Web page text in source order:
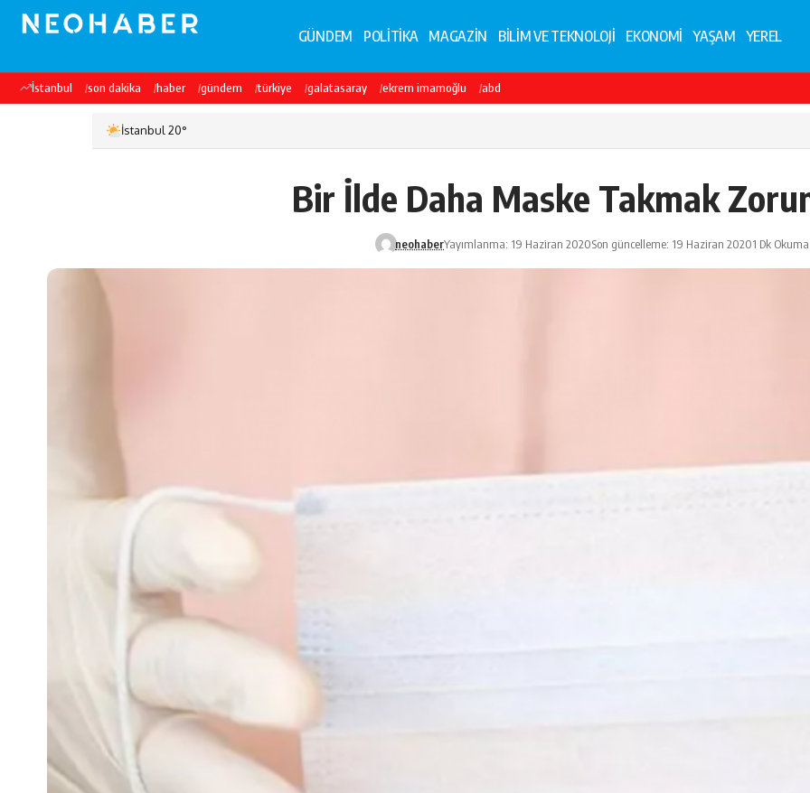
GÜNDEM POLİTİKA MAGAZİN BİLİM VE TEKNOLOJİ EKONOMİ YAŞAM YEREL
İstanbul son dakika haber gündem türkiye galatasaray ekrem imamoğlu abd
İstanbul 20°
Bir İlde Daha Maske Takmak
neohaberYayımlanma: 19 Haziran 2020Son güncelleme: 19 Haziran 20201 Dk